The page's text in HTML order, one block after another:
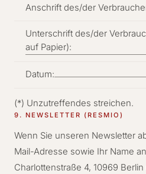
Anschrift des/der
Unterschrift des/der
auf Papier):
Datum:
(*) Unzutreffendes streichen.
9. NEWSLETTER (RESMIO)
Wenn Sie unseren Newsletter
Mail-Adresse sowie Ihr Name
Charlottenstraße 4, 10969